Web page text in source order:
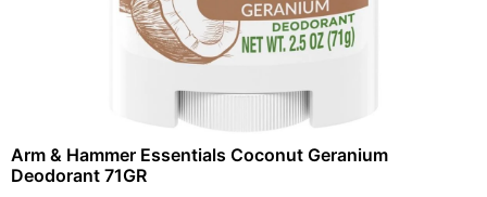
Arm & Hammer Essentials Coconut Geranium
Deodorant 71GR